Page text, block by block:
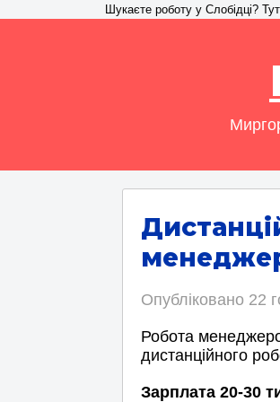
Шукаєте роботу у Слобідці?
Опубліковано 22
Робота
дистанційного
Зарплата 20-30